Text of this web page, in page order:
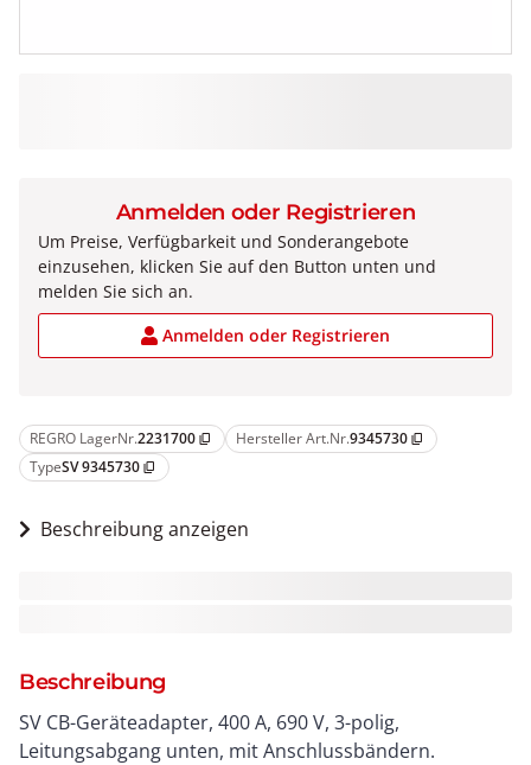
REGRO LagerNr.2231700 content_copy Hersteller Art.Nr.9345730 content_copy
TypeSV 9345730 content_copy
Beschreibung anzeigen
Beschreibung
SV CB-Geräteadapter, 400 A, 690 V, 3-polig,
Leitungsabgang unten, mit Anschlussbändern.
Anmelden oder Registrieren
Um Preise, Verfügbarkeit und Sonderangebote
einzusehen, klicken Sie auf den Button unten und
melden Sie sich an.
Anmelden oder Registrieren